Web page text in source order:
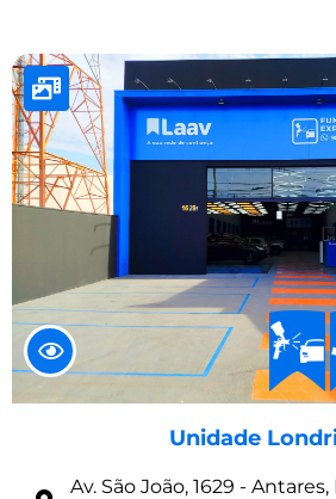
Unidade
Av. São João, 1629 -